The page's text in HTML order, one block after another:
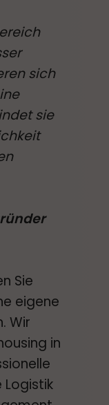
sich
sie
Sie
eigene
Wir
in
Logistik